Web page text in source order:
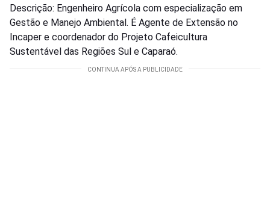
Descrição: Engenheiro Agrícola com especialização em
Gestão e Manejo Ambiental. É Agente de Extensão no
Incaper e coordenador do Projeto Cafeicultura
Sustentável das Regiões Sul e Caparaó.